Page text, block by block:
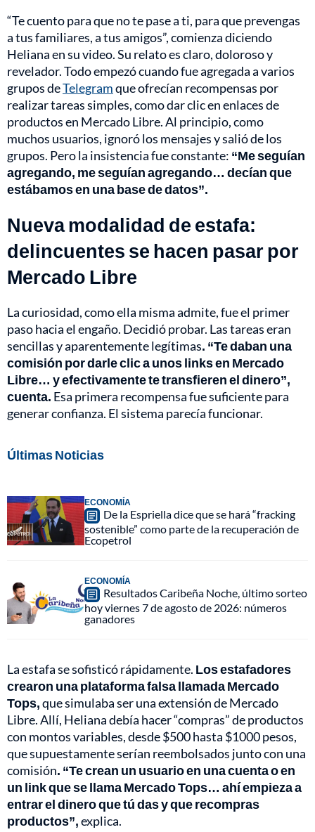
“Te cuento para que no te pase a ti, para que prevengas
a tus familiares, a tus amigos”, comienza diciendo
Heliana en su video. Su relato es claro, doloroso y
revelador. Todo empezó cuando fue agregada a varios
grupos deTelegramque ofrecían recompensas por
realizar tareas simples, como dar clic en enlaces de
productos en Mercado Libre. Al principio, como
muchos usuarios, ignoró los mensajes y salió de los
grupos. Pero la insistencia fue constante: “Me seguían
agregando, me seguían agregando… decían que
estábamos en una base de datos”.
Nueva modalidad de estafa:
delincuentes se hacen pasar por
Mercado Libre
La curiosidad, como ella misma admite, fue el primer
paso hacia el engaño. Decidió probar. Las tareas eran
sencillas y aparentemente legítimas. “Te daban una
comisión por darle clic a unos links en Mercado
Libre… y efectivamente te transfieren el dinero”,
cuenta. Esa primera recompensa fue suficiente para
generar confianza. El sistema parecía funcionar.
Últimas Noticias
ECONOMÍA
De la Espriella dice que se hará “fracking
sostenible” como parte de la recuperación de
Ecopetrol
ECONOMÍA
Resultados Caribeña Noche, último sorteo
hoy viernes 7 de agosto de 2026: números
ganadores
La estafa se sofisticó rápidamente. Los estafadores
crearon una plataforma falsa llamada Mercado
Tops,que simulaba ser una extensión de Mercado
Libre. Allí, Heliana debía hacer “compras” de productos
con montos variables, desde $500 hasta $1000 pesos,
que supuestamente serían reembolsados junto con una
comisión. “Te crean un usuario en una cuenta o en
un link que se llama Mercado Tops… ahí empieza a
entrar el dinero que tú das y que recompras
productos”,explica.